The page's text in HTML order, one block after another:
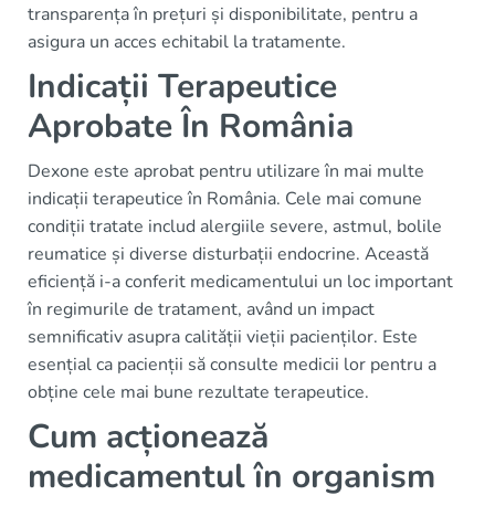
transparența în prețuri și disponibilitate, pentru a
asigura un acces echitabil la tratamente.
Indicații Terapeutice
Aprobate În România
Dexone este aprobat pentru utilizare în mai multe
indicații terapeutice în România. Cele mai comune
condiții tratate includ alergiile severe, astmul, bolile
reumatice și diverse disturbații endocrine. Această
eficiență i-a conferit medicamentului un loc important
în regimurile de tratament, având un impact
semnificativ asupra calității vieții pacienților. Este
esențial ca pacienții să consulte medicii lor pentru a
obține cele mai bune rezultate terapeutice.
Cum acționează
medicamentul în organism